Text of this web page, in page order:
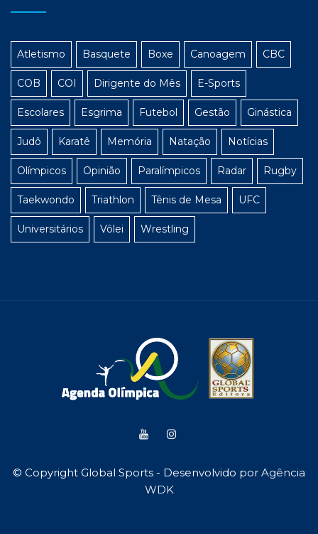
Atletismo Basquete Boxe Canoagem CBC
COB COI Dirigente do Mês E-Sports
Escolares Esgrima Futebol Gestão Ginástica
Judô Karatê Memória Natação Notícias
Olímpicos Opinião Paralímpicos Radar Rugby
Taekwondo Triathlon Tênis de Mesa UFC
Universitários Vôlei Wrestling
© Copyright Global Sports - Desenvolvido por Agência
WDK